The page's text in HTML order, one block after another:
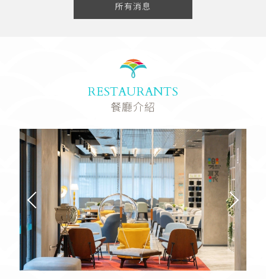
所有消息
RESTAURANTS
餐廳介紹